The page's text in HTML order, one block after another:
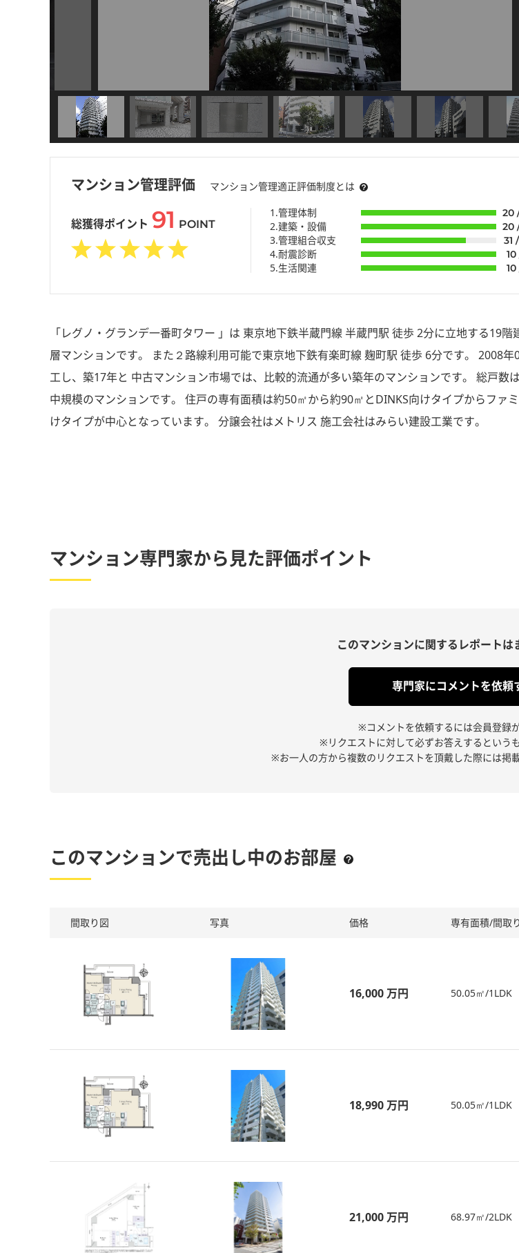
マンション管理評価 マンション管理適正評価制度とは
総獲得ポイント 91 POINT
1.管理体制 20
2.建築・設備 20
3.管理組合収支 31
4.耐震診断 10
5.生活関連 10
「レグノ・グランデ一番町タワー 」は 東京地下鉄半蔵門線 半蔵門駅 徒歩 2分に立地する19階
層マンションです。 また２路線利用可能で東京地下鉄有楽町線 麹町駅 徒歩 6分です。 2008年
工し、築17年と 中古マンション市場では、比較的流通が多い築年のマンションです。 総戸数
中規模のマンションです。 住戸の専有面積は約50㎡から約90㎡とDINKS向けタイプからファ
けタイプが中心となっています。 分譲会社はメトリス 施工会社はみらい建設工業です。
マンション専門家から見た評価ポイント
このマンションに関する レポートは
専門家にコメントを依頼
※コメントを依頼するには会員登録が
※リクエストに対して必ずお答えするという
※お一人の方から複数のリクエストを頂戴した際には掲
このマンションで売出し中のお部屋
間取り図 写真 価格 専有面積/間取り
16,000 万円 50.05㎡/1LDK
18,990 万円 50.05㎡/1LDK
21,000 万円 68.97㎡/2LDK